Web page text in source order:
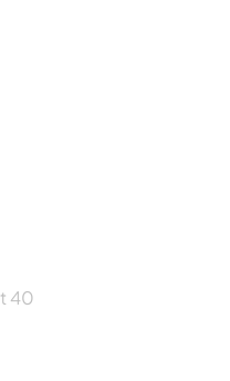
40